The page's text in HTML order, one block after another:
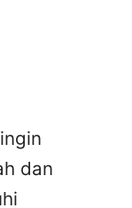
dan